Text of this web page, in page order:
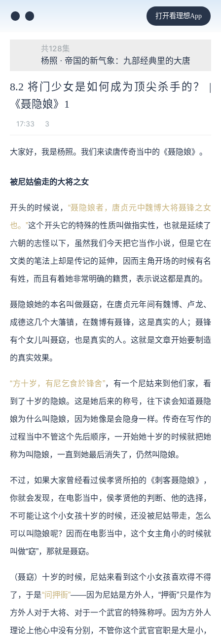
打开看理想App
共128集
杨照 · 帝国的新气象：九部经典里的大唐
8.2 将门少女是如何成为顶尖杀手的？ |
《聂隐娘》1
17:33 3
大家好，我是杨照。我们来读唐传奇当中的《聂隐娘》。
被尼姑偷走的大将之女
开头的时候说， “聂隐娘者，唐贞元中魏博大将聂锋之女
也。”这个开头它的特殊的性质叫做指实性，也就是延续了
六朝的志怪以下，虽然我们今天把它当作小说，但是它在
文类的笔法上却是传记的延伸，因而主角开场的时候有名
有姓，而且有着她非常明确的籍贯，表示说这都是真的。
聂隐娘她的本名叫做聂窈，在唐贞元年间有魏博、卢龙、
成德这几个大藩镇，在魏博有聂锋，这是真实的人；聂锋
有个女儿叫聂窈，也是真实的人。这就是文章开始要制造
的真实效果。
“方十岁，有尼乞食於锋舍”，有一个尼姑来到他们家，看
到了十岁的隐娘。这是她后来的称号，往下读会知道聂隐
娘为什么叫隐娘，因为她像是会隐身一样。传奇在写作的
过程当中不管这个先后顺序，一开始她十岁的时候就把她
称为叫隐娘，一直到她最后消失了，仍然叫隐娘。
不过，如果大家曾经看过侯孝贤所拍的《刺客聂隐娘》，
你就会发现，在电影当中，侯孝贤他的判断、他的选择，
不可能让这个小女孩十岁的时候，还没被尼姑带走，怎么
可以叫隐娘呢？因而在电影当中，这个女主角小的时候就
叫做“窈”，那就是聂窈。
（聂窈）十岁的时候，尼姑来看到这个小女孩喜欢得不得
了，于是“问押衙”——因为尼姑是方外人，“押衙”只是作为
方外人对于大将、对于一个武官的特殊称呼。因为方外人
理论上他心中没有分别，不管你这个武官官职是大是小，